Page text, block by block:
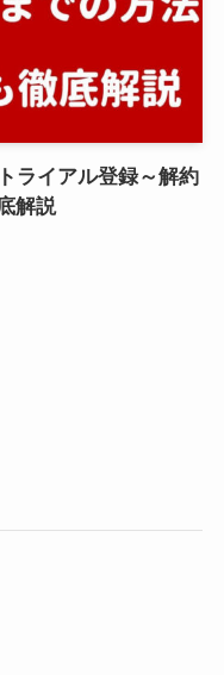
ライアル登録～解約
解説